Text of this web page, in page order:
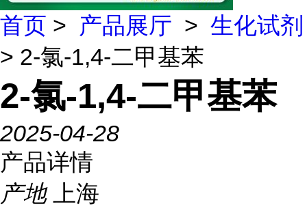
首页 > 产品展厅 > 生化试剂
> 2-氯-1,4-二甲基苯
2-氯-1,4-二甲基苯
2025-04-28
产品详情
产地
上海